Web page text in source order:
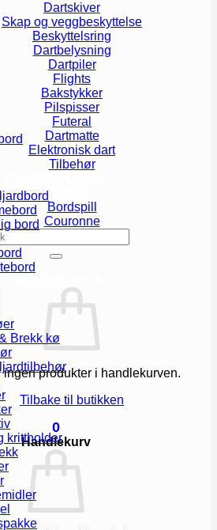
Dartskiver
Skap og veggbeskyttelse
Beskyttelsring
Dartbelysning
Dartpiler
Flights
Bakstykker
Pilspisser
Futeral
Dartmatte
Elektronisk dart
Tilbehør
DIVERSE
Bordspill
Couronne
ingen produkter i handlekurven.
Tilbake til butikken
0
Handlekurv
bord
Brekk kø
krittholder